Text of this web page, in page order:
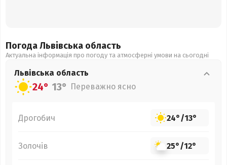
Погода Львівська область
Актуальна інформація про погоду та атмосферні умови на сьогодні
Львівська область
24° 13° Переважно ясно
Дрогобич 24°/13°
Золочів 25°/12°